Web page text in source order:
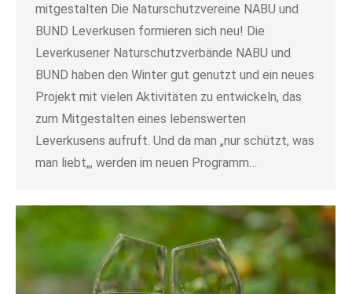
mitgestalten Die Naturschutzvereine NABU und
BUND Leverkusen formieren sich neu! Die
Leverkusener Naturschutzverbände NABU und
BUND haben den Winter gut genutzt und ein neues
Projekt mit vielen Aktivitäten zu entwickeln, das
zum Mitgestalten eines lebenswerten
Leverkusens aufruft. Und da man „nur schützt, was
man liebt„, werden im neuen Programm…